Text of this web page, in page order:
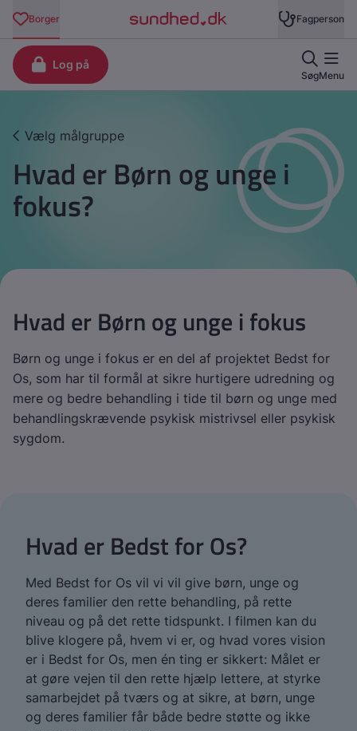
Vælg målgruppe
Hvad er Børn og unge i
fokus?
Hvad er Børn og unge i fokus
Børn og unge i fokus er en del af projektet Bedst for
Os, som har til formål at sikre hurtigere udredning og
mere og bedre behandling i tide til børn og unge med
behandlingskrævende psykisk mistrivsel eller psykisk
sygdom.
Hvad er Bedst for Os?
Med Bedst for Os vil vi vil give børn, unge og
deres familier den rette behandling, på rette
niveau og på det rette tidspunkt. I filmen kan du
blive klogere på, hvem vi er, og hvad vores vision
er i Bedst for Os, men én ting er sikkert: Målet er
at gøre vejen til den rette hjælp lettere, at styrke
samarbejdet på tværs og at sikre, at børn, unge
og deres familier får både bedre støtte og ikke